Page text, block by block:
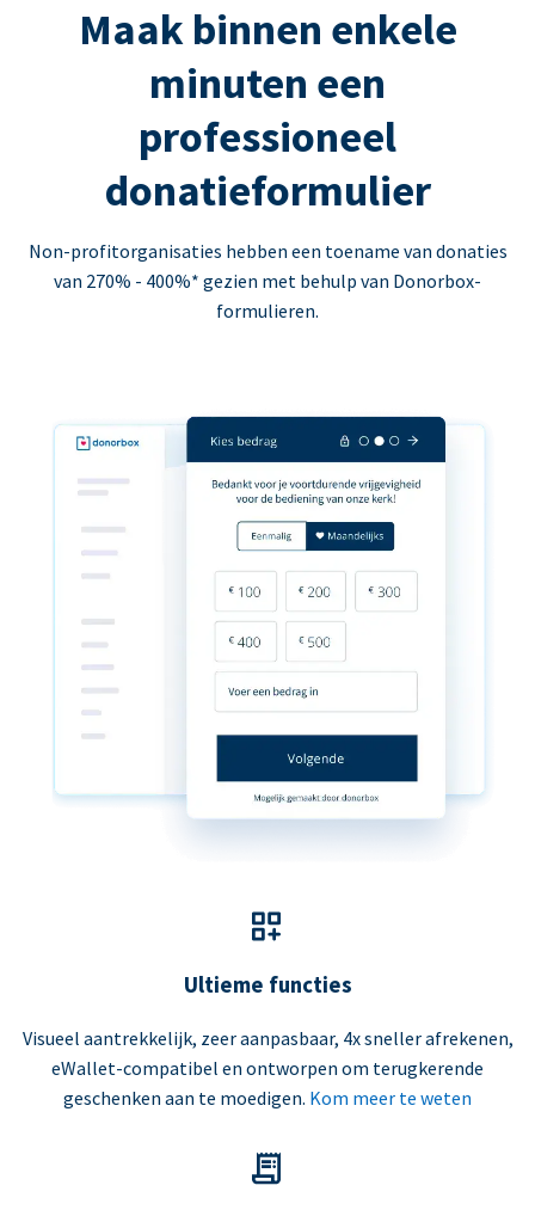
Maak binnen enkele
minuten een
professioneel
donatieformulier
Non-profitorganisaties hebben een toename van donaties
van 270% - 400%* gezien met behulp van Donorbox-
formulieren.
Ultieme functies
Visueel aantrekkelijk, zeer aanpasbaar, 4x sneller afrekenen,
eWallet-compatibel en ontworpen om terugkerende
geschenken aan te moedigen. Kom meer te weten